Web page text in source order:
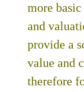
more
and
provide a
value and
therefore